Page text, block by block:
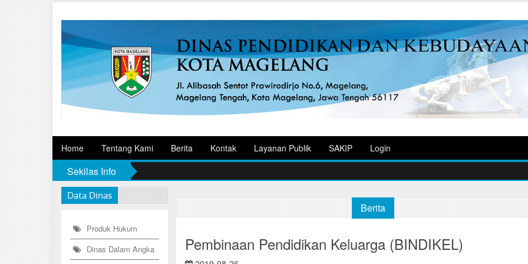
Home Tentang Kami Berita Kontak Layanan Publik SAKIP Login
Sekilas Info
Data Dinas
Produk Hukum
Dinas Dalam Angka
Berita
Pembinaan Pendidikan Keluarga (BINDIKEL)